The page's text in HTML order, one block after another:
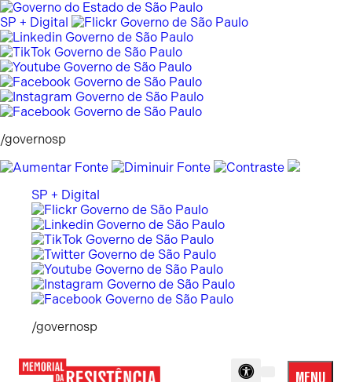
Pular
para
o
conteúdo
SP + Digital
/governosp
SP + Digital
/governosp